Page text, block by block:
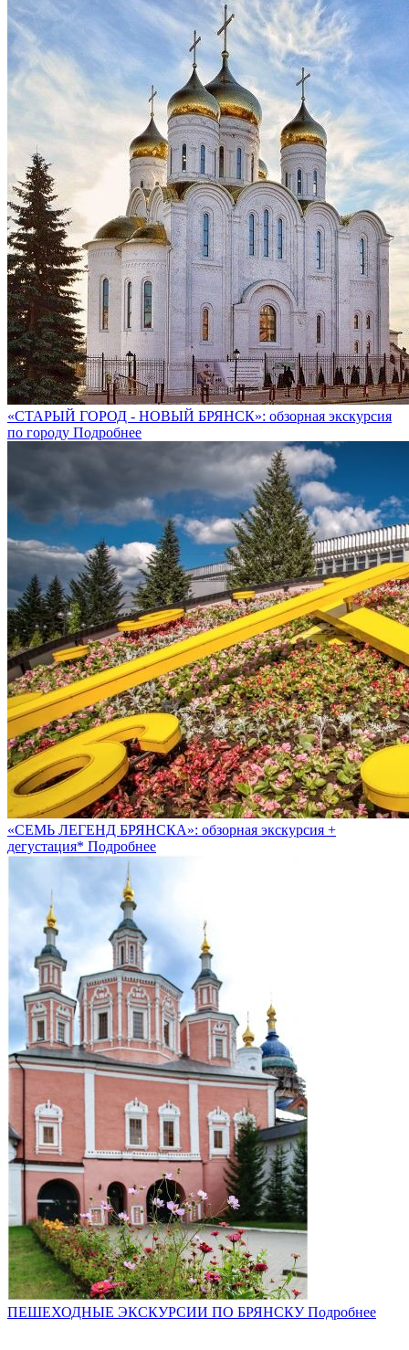
«СТАРЫЙ ГОРОД - НОВЫЙ БРЯНСК»: обзорная экскурсия
по городу Подробнее
«СЕМЬ ЛЕГЕНД БРЯНСКА»: обзорная экскурсия +
дегустация* Подробнее
ПЕШЕХОДНЫЕ ЭКСКУРСИИ ПО БРЯНСКУ Подробнее